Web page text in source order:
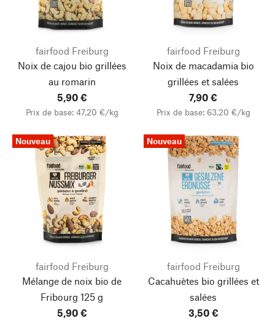
fairfood Freiburg
Noix de cajou bio grillées
au romarin
5,90 €
Prix de base: 47,20 €/kg
fairfood Freiburg
Noix de macadamia bio
grillées et salées
7,90 €
Prix de base: 63,20 €/kg
Nouveau
fairfood Freiburg
Mélange de noix bio de
Fribourg 125 g
5,90 €
Nouveau
fairfood Freiburg
Cacahuètes bio grillées et
salées
3,50 €